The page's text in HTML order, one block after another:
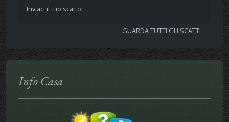
Inviaci il tuo scatto
GUARDA TUTTI GLI SCATTI
Info Casa